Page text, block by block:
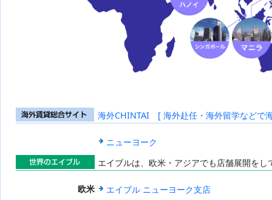
海外賃貸総合
海外CHINTAI [ 海外赴任・海外留学などで
ニューヨーク
世界のエイブ
エイブルは、欧米・アジアでも店舗展開を
欧米
エイブル ニューヨーク支店